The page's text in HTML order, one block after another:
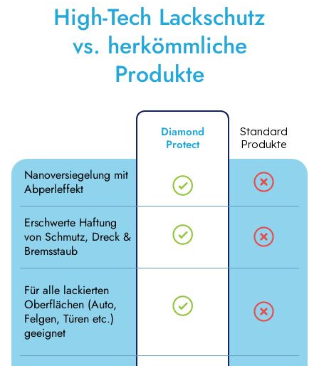
High-Tech Lackschutz
vs. herkömmliche
Produkte
Diamond
Protect
Standard
Produkte
Nanoversiegelung mit
Abperleffekt
Erschwerte Haftung
von Schmutz, Dreck &
Bremsstaub
Für alle lackierten
Oberflächen (Auto,
Felgen, Türen etc.)
geeignet